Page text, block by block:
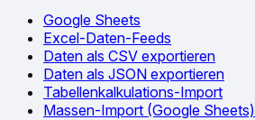
Google Sheets
Excel-Daten-Feeds
Daten als CSV exportieren
Daten als JSON exportieren
Tabellenkalkulations-Import
Massen-Import (Google Sheets)